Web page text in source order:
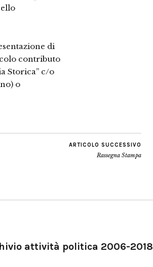
di
contributo
Storica” c/o
o
ARTICOLO SUCCESSIVO
Rassegna Stampa
attività politica 2006-2018